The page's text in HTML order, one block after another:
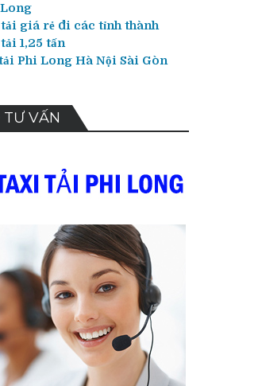
giá rẻ đi các tỉnh thành
1,25 tấn
Phi Long Hà Nội Sài Gòn
TƯ VẤN